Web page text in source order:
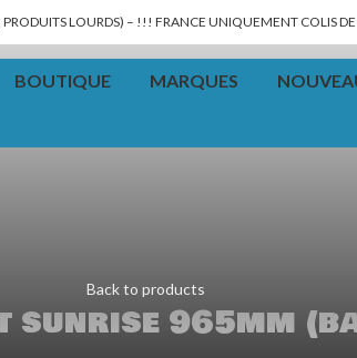
LOURDS) – !!! FRANCE UNIQUEMENT COLIS
BOUTIQUE MARQUES
Back to products
sunrise 965mm